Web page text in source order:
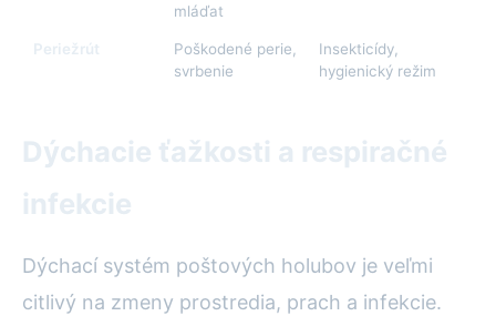
mláďat
Periežrút
Poškodené perie,
svrbenie
Insekticídy,
hygienický režim
Dýchacie ťažkosti a respiračné
infekcie
Dýchací systém poštových holubov je veľmi
citlivý na zmeny prostredia, prach a infekcie.